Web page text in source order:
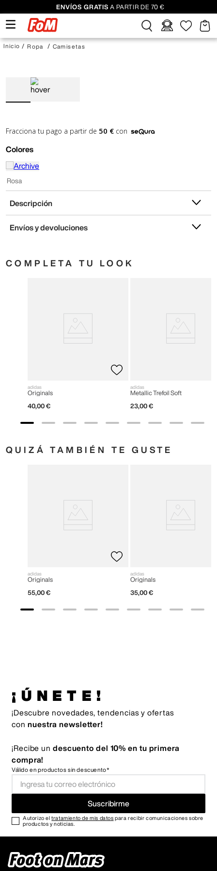
ENVÍOS GRATIS A PARTIR DE 70 €
Ropa Camisetas
Fracciona tu pago a partir de 50 € con
Colores
Rosa
Descripción
Envíos y devoluciones
COMPLETA TU LOOK
adidas
Originals
40,00 €
adidas
Metallic Trefoil Soft
23,00 €
QUIZÁ TAMBIÉN TE GUSTE
adidas
Originals
55,00 €
adidas
Originals
35,00 €
¡ÚNETE!
¡Descubre novedades, tendencias y ofertas
con nuestra newsletter!
¡Recibe un descuento del 10% en tu primera
compra!
Válido en productos sin descuento*
Suscribirme
Autorizo eltratamiento de mis datos para recibir comunicaciones sobre
productos y noticias.